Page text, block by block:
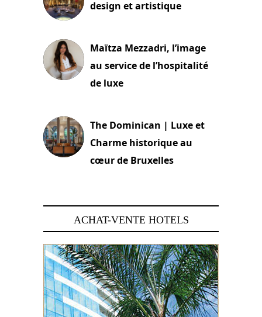
design et artistique
Maïtza Mezzadri, l’image
au service de l’hospitalité
de luxe
The Dominican | Luxe et
Charme historique au
cœur de Bruxelles
ACHAT-VENTE HOTELS